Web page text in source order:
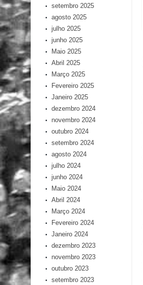
setembro 2025
agosto 2025
julho 2025
junho 2025
Maio 2025
Abril 2025
Março 2025
Fevereiro 2025
Janeiro 2025
dezembro 2024
novembro 2024
outubro 2024
setembro 2024
agosto 2024
julho 2024
junho 2024
Maio 2024
Abril 2024
Março 2024
Fevereiro 2024
Janeiro 2024
dezembro 2023
novembro 2023
outubro 2023
setembro 2023